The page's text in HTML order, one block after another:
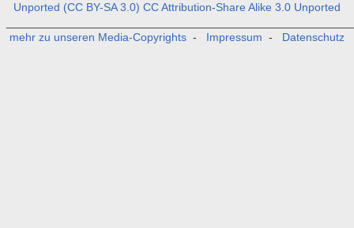
Unported (CC BY-SA 3.0) CC Attribution-Share Alike 3.0 Unported
mehr zu unseren Media-Copyrights - Impressum - Datenschutz